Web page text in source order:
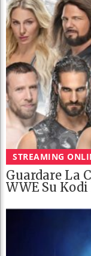
STREAMING
Guardare La
WWE Su